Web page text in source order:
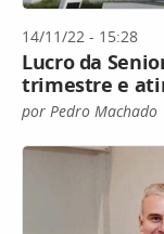
14/11/22 - 15:28
Lucro da
trimestre e
por Pedro Machado